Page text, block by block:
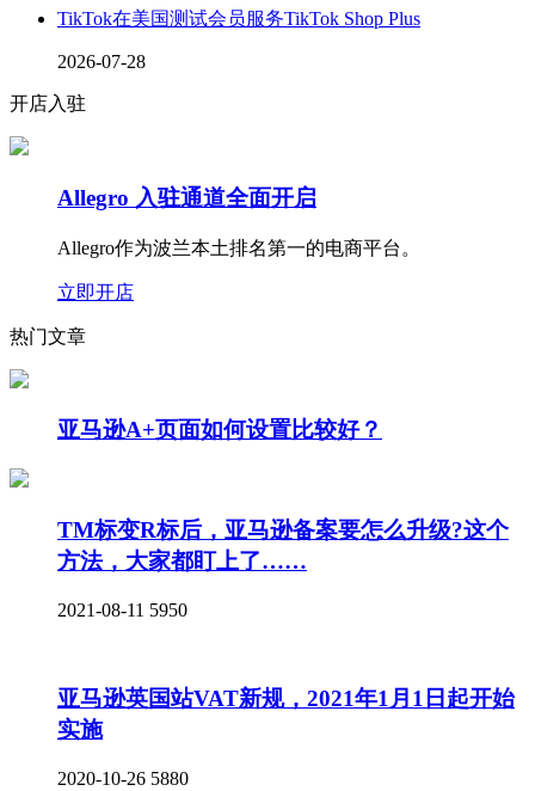
TikTok在美国测试会员服务TikTok Shop Plus
2026-07-28
开店入驻
Allegro 入驻通道全面开启
Allegro作为波兰本土排名第一的电商平台。
立即开店
热门文章
亚马逊A+页面如何设置比较好？
TM标变R标后，亚马逊备案要怎么升级?这个
方法，大家都盯上了……
2021-08-11 5950
亚马逊英国站VAT新规，2021年1月1日起开始
实施
2020-10-26 5880